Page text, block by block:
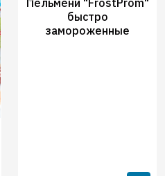
Пельмени "FrostProm"
быстро
замороженные